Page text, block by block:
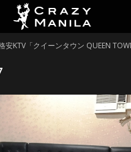
安KTV「クイーンタウン QUEEN